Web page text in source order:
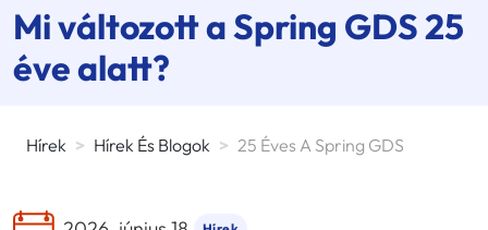
Mi változott aSpring GDS25
éve alatt?
Hírek > Hírek És Blogok > 25 Éves A Spring GDS